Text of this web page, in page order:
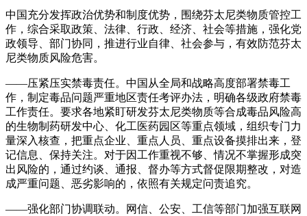
中国充分发挥政治优势和制度优势，围绕芬太尼类物质管控工
作，综合采取政策、法律、行政、经济、社会等措施，强化党
政领导、部门协同，推进行业自律、社会参与，有效防范芬太
尼类物质风险危害。
——压紧压实禁毒责任。中国从全局和战略高度部署禁毒工
作，制定毒品问题严重地区责任考评办法，明确各级政府禁毒
工作责任。要求各地紧盯研发芬太尼类物质等合成毒品风险高
的生物制药研发中心、化工医药园区等重点领域，组织专门力
量深入核查，把重点企业、重点人员、重点设备摸排出来，登
记信息、保持关注。对于因工作重视不够、情况不掌握形成突
出风险的，通过约谈、通报、督办等方式督促限期整改，对造
成严重问题、恶劣影响的，依照有关规定问责追究。
——强化部门协调联动。网信、公安、工信等部门加强互联网